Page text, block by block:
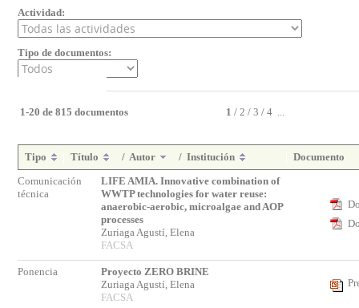
Actividad:
Tipo de documentos:
1-20 de 815 documentos 1 / 2 / 3 / 4 ...
Tipo Título / Autor / Institución
Documento
Comunicación
técnica
LIFE AMIA. Innovative combination of
WWTP technologies for water reuse:
anaerobic-aerobic, microalgae and AOP
processes
Zuriaga Agustí, Elena
FACSA
Ponencia
Proyecto ZERO BRINE
Zuriaga Agustí, Elena
FACSA